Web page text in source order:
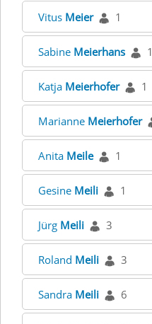
Vitus Meier 1
Sabine Meierhans 1
Katja Meierhofer 1
Marianne Meierhofer
Anita Meile 1
Gesine Meili 1
Jürg Meili 3
Roland Meili 3
Sandra Meili 6